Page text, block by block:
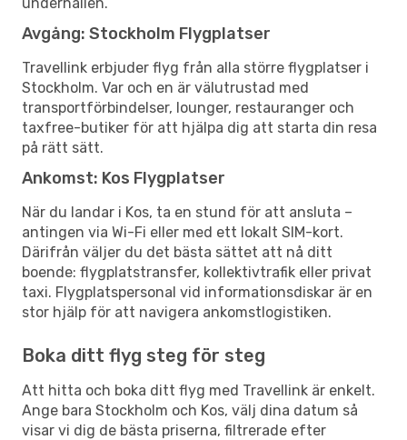
Avgång: Stockholm Flygplatser
Travellink erbjuder flyg från alla större flygplatser i
Stockholm. Var och en är välutrustad med
transportförbindelser, lounger, restauranger och
taxfree-butiker för att hjälpa dig att starta din resa
på rätt sätt.
Ankomst: Kos Flygplatser
När du landar i Kos, ta en stund för att ansluta –
antingen via Wi-Fi eller med ett lokalt SIM-kort.
Därifrån väljer du det bästa sättet att nå ditt
boende: flygplatstransfer, kollektivtrafik eller privat
taxi. Flygplatspersonal vid informationsdiskar är en
stor hjälp för att navigera ankomstlogistiken.
Boka ditt flyg steg för steg
Att hitta och boka ditt flyg med Travellink är enkelt.
Ange bara Stockholm och Kos, välj dina datum så
visar vi dig de bästa priserna, filtrerade efter